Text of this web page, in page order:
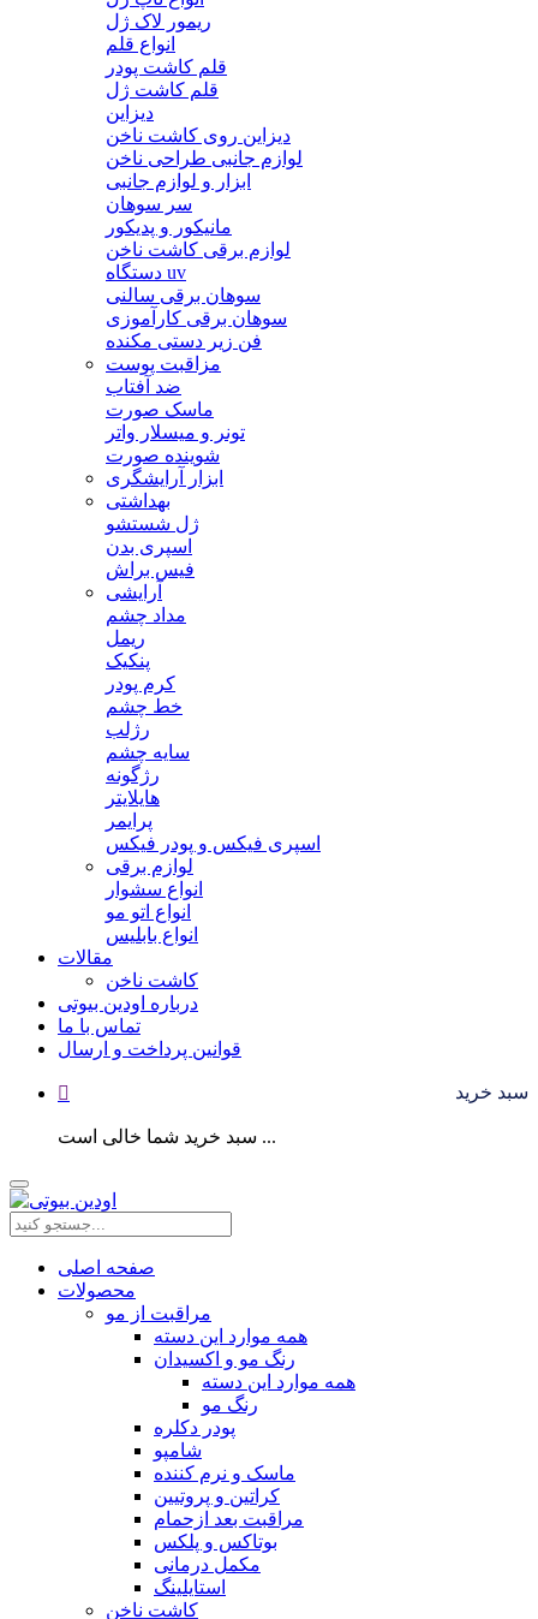
ریمور لاک ژل
انواع قلم
قلم کاشت پودر
قلم کاشت ژل
دیزاین
دیزاین روی کاشت ناخن
لوازم جانبی طراحی ناخن
ابزار و لوازم جانبی
سر سوهان
مانیکور و پدیکور
لوازم برقی کاشت ناخن
دستگاه uv
سوهان برقی سالنی
سوهان برقی کارآموزی
فن زیر دستی مکنده
مزاقبت پوست
ضد آفتاب
ماسک صورت
تونر و میسلار واتر
شوینده صورت
ابزار آرایشگری
بهداشتی
ژل شستشو
اسپری بدن
فیس براش
آرایشی
مداد چشم
ریمل
پنکیک
کرم پودر
خط چشم
رژلب
سایه چشم
رژگونه
هایلایتر
پرایمر
اسپری فیکس و پودر فیکس
لوازم برقی
انواع سشوار
انواع اتو مو
انواع بابلیس
مقالات
کاشت ناخن
درباره اودین بیوتی
تماس با ما
قوانین پرداخت و ارسال
سبد خرید
سبد خرید شما خالی است ...
صفحه اصلی
محصولات
مراقبت از مو
همه موارد این دسته
رنگ مو و اکسیدان
همه موارد این دسته
رنگ مو
پودر دکلره
شامپو
ماسک و نرم کننده
کراتین و پروتیین
مراقبت بعد ازحمام
بوتاکس و پلکس
مکمل درمانی
استایلینگ
کاشت ناخن